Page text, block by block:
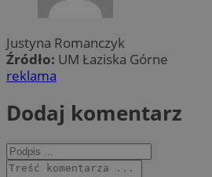
Justyna Romanczyk
Źródło: UM Łaziska Górne
reklama
Dodaj komentarz